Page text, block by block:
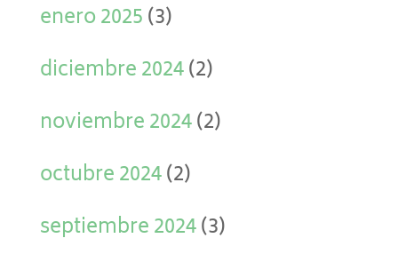
enero 2025(3)
diciembre 2024(2)
noviembre 2024(2)
octubre 2024(2)
septiembre 2024(3)